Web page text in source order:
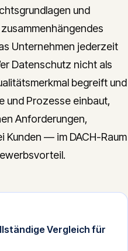
und
Unternehmen jederzeit
Datenschutz nicht als
begreift und
und Prozesse einbaut,
Anforderungen,
Kunden — im DACH-Raum
Vergleich für